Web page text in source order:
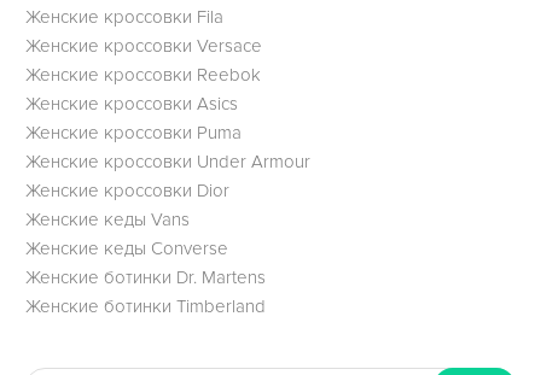
Женские кроссовки Fila
Женские кроссовки Versace
Женские кроссовки Reebok
Женские кроссовки Asics
Женские кроссовки Puma
Женские кроссовки Under Armour
Женские кроссовки Dior
Женские кеды Vans
Женские кеды Converse
Женские ботинки Dr. Martens
Женские ботинки Timberland